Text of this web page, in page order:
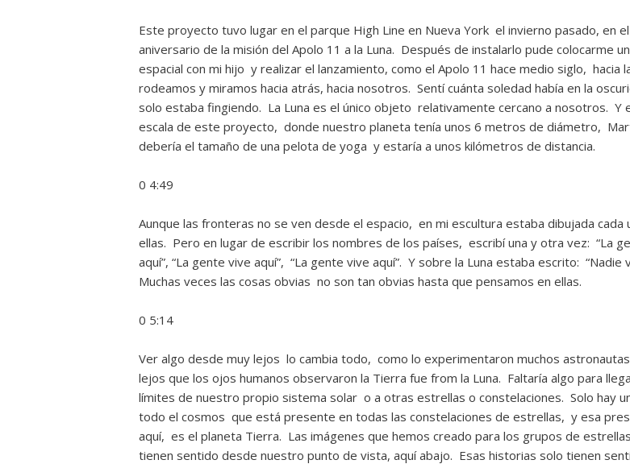
Este proyecto tuvo lugar en el parque High Line en Nueva York el invierno pasado, en
aniversario de la misión del Apolo 11 a la Luna. Después de instalarlo pude colocarme
espacial con mi hijo y realizar el lanzamiento, como el Apolo 11 hace medio siglo, hacia
rodeamos y miramos hacia atrás, hacia nosotros. Sentí cuánta soledad había en la
solo estaba fingiendo. La Luna es el único objeto relativamente cercano a nosotros. Y
escala de este proyecto, donde nuestro planeta tenía unos 6 metros de diámetro,
debería el tamaño de una pelota de yoga y estaría a unos kilómetros de distancia.
0 4:49
Aunque las fronteras no se ven desde el espacio, en mi escultura estaba dibujada cada
ellas. Pero en lugar de escribir los nombres de los países, escribí una y otra vez: “La
aquí”, “La gente vive aquí”, “La gente vive aquí”. Y sobre la Luna estaba escrito: “Nadie
Muchas veces las cosas obvias no son tan obvias hasta que pensamos en ellas.
0 5:14
Ver algo desde muy lejos lo cambia todo, como lo experimentaron muchos
lejos que los ojos humanos observaron la Tierra fue from la Luna. Faltaría algo para
límites de nuestro propio sistema solar o a otras estrellas o constelaciones. Solo hay
todo el cosmos que está presente en todas las constelaciones de estrellas, y esa
aquí, es el planeta Tierra. Las imágenes que hemos creado para los grupos de
tienen sentido desde nuestro punto de vista, aquí abajo. Esas historias solo tienen